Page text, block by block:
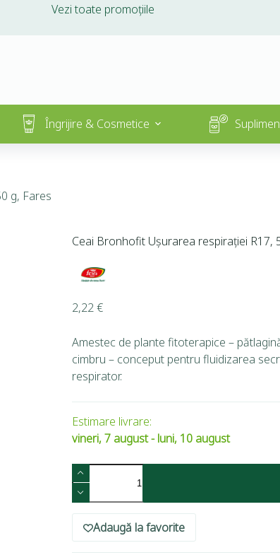
Vezi toate promoțiile
Îngrijire & Cosmetice
g, Fares
Ceai Bronhofit Ușurarea respirației R17,
2,22€
Amestec de plante fitoterapice –
cimbru – conceput pentru fluidizarea
respirator.
Estimare livrare:
vineri, 7 august - luni, 10 august
Adaugă la favorite